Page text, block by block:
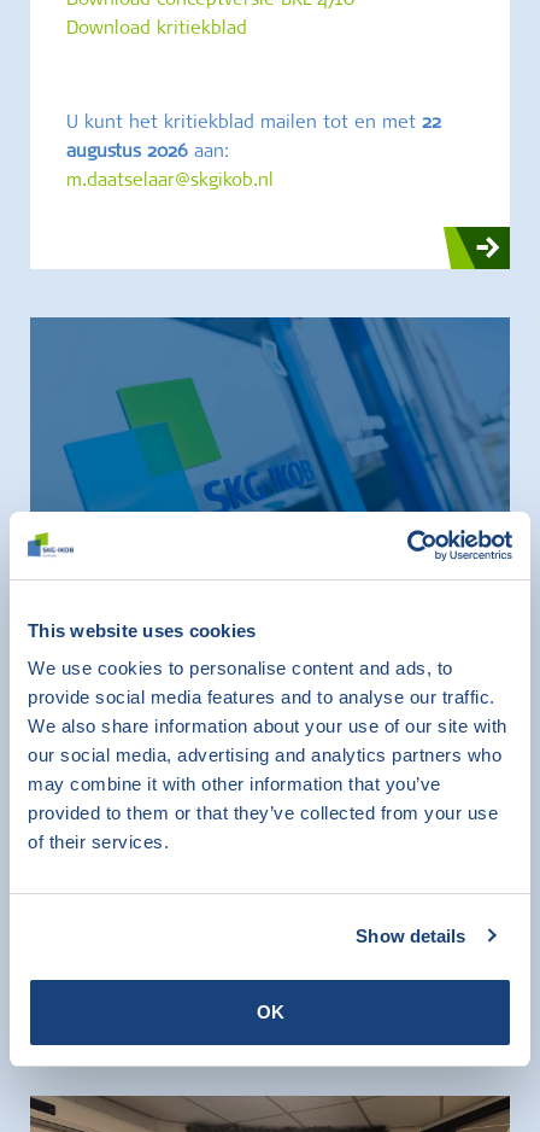
This website uses cookies
We use cookies to personalise content and ads, to
provide social media features and to analyse our traffic.
We also share information about your use of our site with
our social media, advertising and analytics partners who
may combine it with other information that you’ve
provided to them or that they’ve collected from your use
of their services.
Show details
OK
Download kritiekblad
U kunt het kritiekblad mailen tot en met 22
augustus 2026 aan:
m.daatselaar@skgikob.nl
Energielabel ook verplicht voor
monumenten vanaf 2026
15 juni 2026
Per 29 mei 2026 is de energielabelplicht
uitgebreid: ook
(ook bij vernieuwing van een